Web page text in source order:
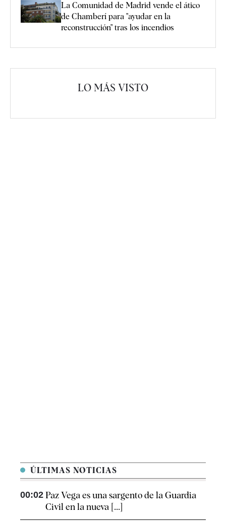
La Comunidad de Madrid vende el ático
de Chamberí para "ayudar en la
reconstrucción" tras los incendios
LO MÁS VISTO
ÚLTIMAS NOTICIAS
00:02 Paz Vega es una sargento de la Guardia
Civil en la nueva [...]